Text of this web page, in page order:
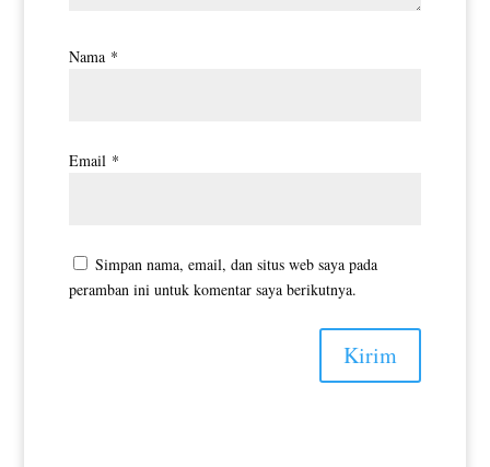
Nama *
Email *
Simpan nama, email, dan situs web saya pada
peramban ini untuk komentar saya berikutnya.
Kirim